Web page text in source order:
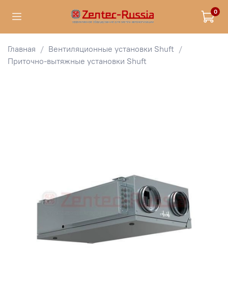
0
Главная
Вентиляционные установки Shuft
Приточно-вытяжные установки Shuft